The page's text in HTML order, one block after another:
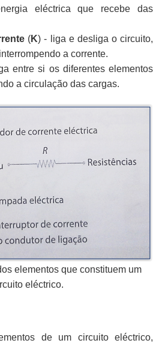
eléctrica que recebe das
(K) - liga e desliga o circuito,
a corrente.
entre si os diferentes elementos
a circulação das cargas.
elementos que constituem um
eléctrico.
de um circuito eléctrico,